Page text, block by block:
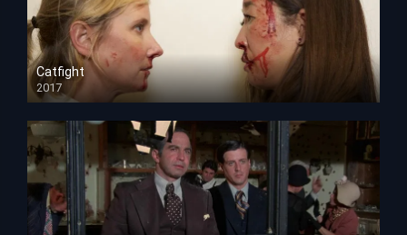
Catfight
2017
HD 720p